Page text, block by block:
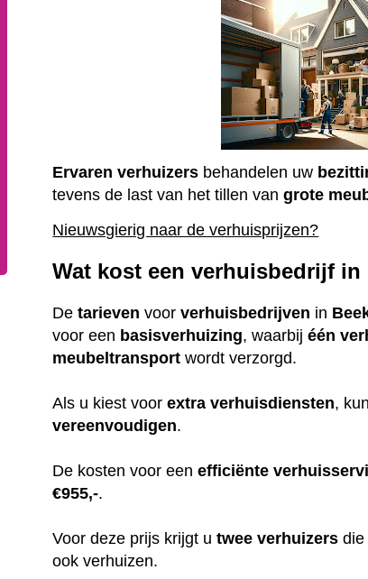
Ervaren verhuizers behandelen uw
tevens de last van het tillen vangrote
Nieuwsgierig naar de verhuisprijzen?
Wat kost een verhuisbedrijf in
Detarieven voorverhuisbedrijven in
voor een basisverhuizing, waarbijéén
meubeltransport wordt verzorgd.
Als u kiest voorextra verhuisdiensten,
vereenvoudigen.
De kosten voor eenefficiënte
€955,-.
Voor deze prijs krijgt utwee verhuizers die
ook verhuizen.